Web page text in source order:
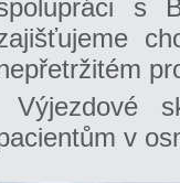
s
Výjezdové
v